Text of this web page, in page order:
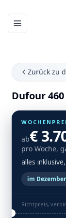
Zurück zu
Dufour
ab€
pro Woche,
alles
im
Richtpreis,